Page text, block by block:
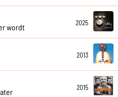
wordt
2025
2013
2015